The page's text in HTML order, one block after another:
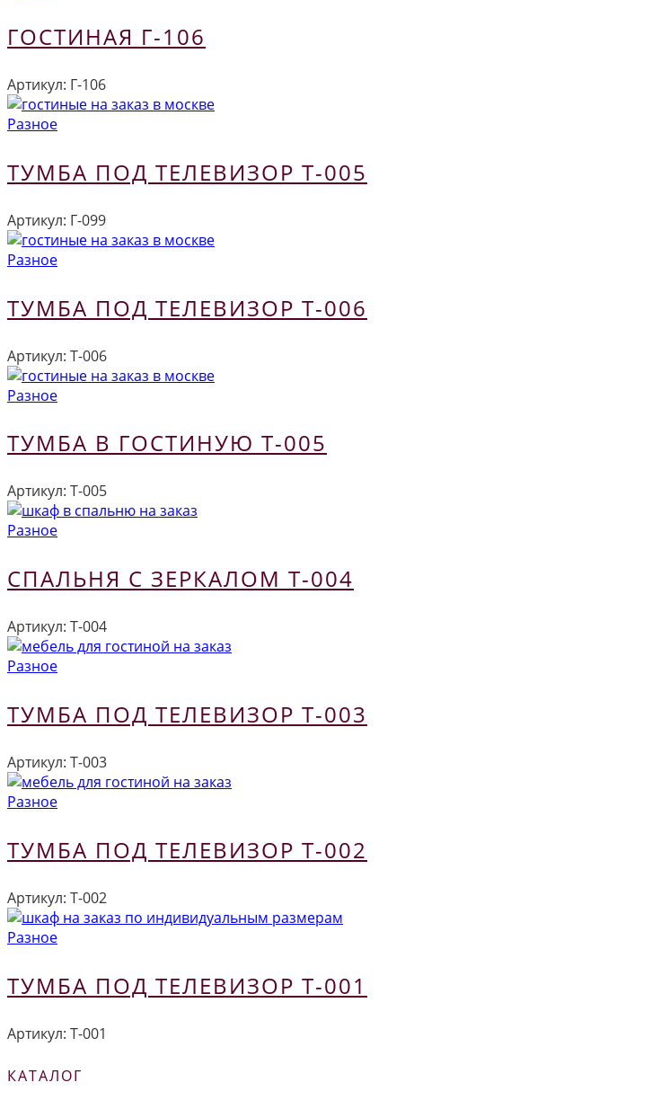
ГОСТИНАЯ Г-106
Артикул: Г-106
Разное
ТУМБА ПОД ТЕЛЕВИЗОР Т-005
Артикул: Г-099
Разное
ТУМБА ПОД ТЕЛЕВИЗОР Т-006
Артикул: Т-006
Разное
ТУМБА В ГОСТИНУЮ Т-005
Артикул: Т-005
Разное
СПАЛЬНЯ С ЗЕРКАЛОМ Т-004
Артикул: Т-004
Разное
ТУМБА ПОД ТЕЛЕВИЗОР Т-003
Артикул: Т-003
Разное
ТУМБА ПОД ТЕЛЕВИЗОР Т-002
Артикул: Т-002
Разное
ТУМБА ПОД ТЕЛЕВИЗОР Т-001
Артикул: Т-001
КАТАЛОГ